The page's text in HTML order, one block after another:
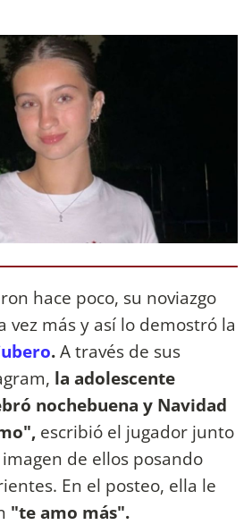
hace poco, su noviazgo
vez más y así lo demostró la
.A través de sus
la adolescente
nochebuena y Navidad
escribió el jugador junto
de ellos posando
En el posteo, ella le
"te amo más".